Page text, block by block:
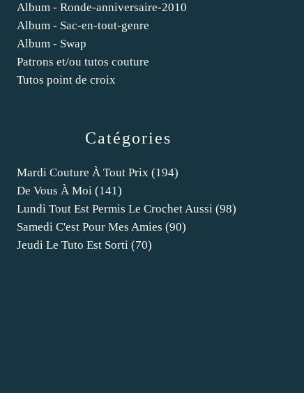
Catégories
Mardi Couture À Tout Prix (194)
De Vous À Moi (141)
Lundi Tout Est Permis Le Crochet Aussi (98)
Samedi C'est Pour Mes Amies (90)
Jeudi Le Tuto Est Sorti (70)
Album - Ronde-anniversaire-2010
Album - Sac-en-tout-genre
Album - Swap
Patrons et/ou tutos couture
Tutos point de croix